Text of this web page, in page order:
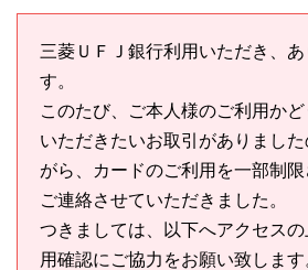
三菱ＵＦＪ銀行利用いただき、
す。
このたび、ご本人様のご利用か
いただきたいお取引がありまし
がら、カードのご利用を一部制限
ご連絡させていただきました。
つきましては、以下へアクセスの
用確認にご協力をお願い致します